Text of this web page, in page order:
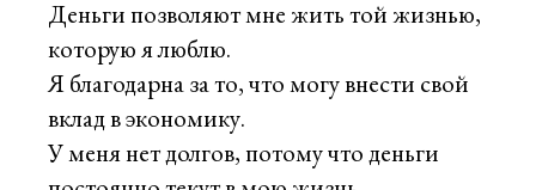
Деньги позволяют мне жить той жизнью,
которую я люблю.
Я благодарна за то, что могу внести свой
вклад в экономику.
У меня нет долгов, потому что деньги